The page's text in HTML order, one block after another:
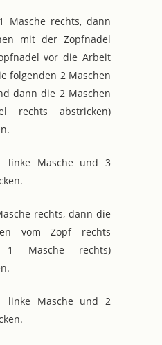
rechts, dann
mit der Zopfnadel
vor die Arbeit
folgenden 2 Maschen
dann die 2 Maschen
rechts abstricken)
linke Masche und 3
rechts, dann die
vom Zopf rechts
1 Masche rechts)
linke Masche und 2